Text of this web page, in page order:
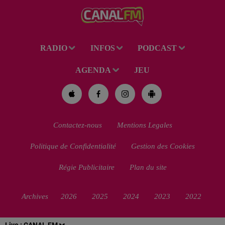
RADIO INFOS PODCAST
AGENDA JEU
Contactez-nous Mentions Legales
Politique de Confidentialité Gestion des Cookies
Régie Publicitaire Plan du site
Archives 2026 2025 2024 2023 2022